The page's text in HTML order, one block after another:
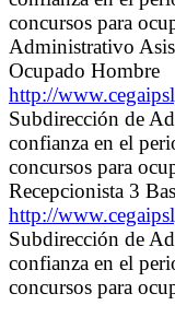
concursos para
Administrativo
Ocupado Hombre
http://
Subdirección de
confianza en el
concursos para
Recepcionista 3
http://
Subdirección de
confianza en el
concursos para